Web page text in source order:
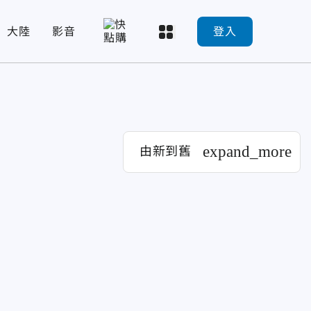
大陸 影音 登入
由新到舊 expand_more